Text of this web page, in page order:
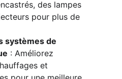
des lampes
pour plus de
systèmes de
: Améliorez
et